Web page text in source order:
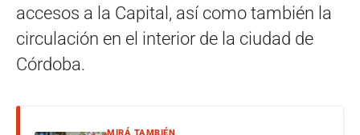
accesos a la Capital, así como también la
circulación en el interior de la ciudad de
Córdoba.
MIRÁ TAMBIÉN